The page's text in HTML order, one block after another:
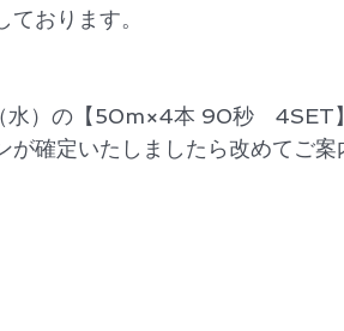
ております。
水）の【50m×4本 90秒　4SET
が確定いたしましたら改めてご